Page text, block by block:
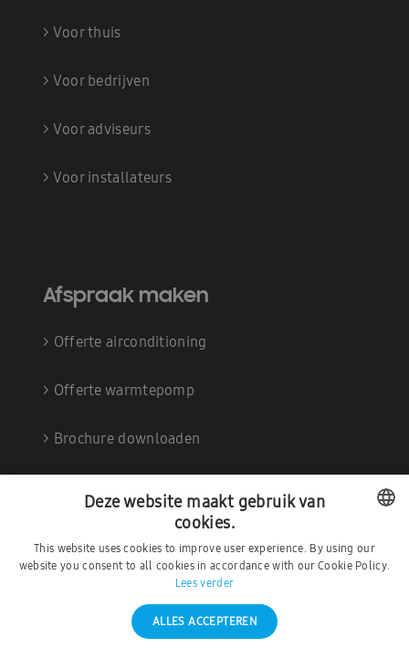
> Voor thuis
> Voor bedrijven
> Voor adviseurs
> Voor installateurs
Afspraak maken
> Offerte airconditioning
> Offerte warmtepomp
> Brochure downloaden
Sociale media DUTCH
Deze website maakt gebruik van
cookies.
This website uses cookies to improve user experience. By using our
website you consent to all cookies in accordance with our Cookie Policy.
Lees verder
ALLES ACCEPTEREN